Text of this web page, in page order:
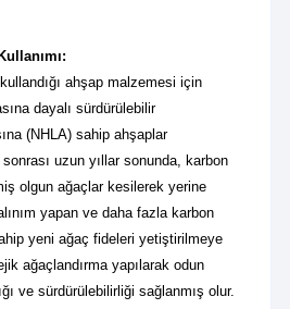
ahşap malzemesi için
dayalı sürdürülebilir
(NHLA) sahip ahşaplar
uzun yıllar sonunda, karbon
olgun ağaçlar kesilerek yerine
yapan ve daha fazla karbon
yeni ağaç fideleri yetiştirilmeye
ağaçlandırma yapılarak odun
ve sürdürülebilirliği sağlanmış olur.